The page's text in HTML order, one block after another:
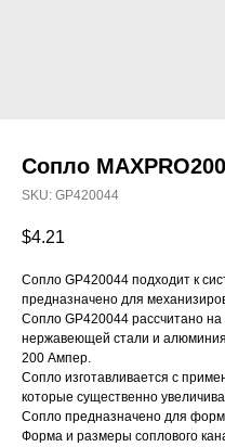
Сопло
SKU: GP420044
$4.21
Сопло GP420044 подходит к
предназначено для
Сопло GP420044 рассчитано на
нержавеющей стали и
200 Ампер.
Сопло изготавливается с
которые существенно
Сопло предназначено для
Форма и размеры соплового